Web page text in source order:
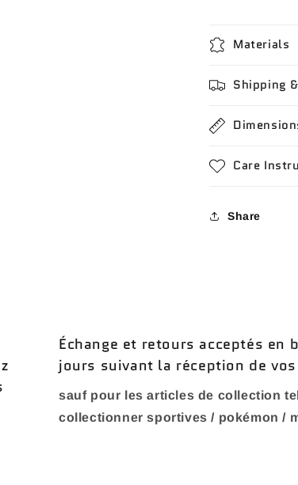
Materials
Shipping
Care
Share
Échange et retours acceptés en
jours suivant la réception de
sauf pour les articles de collection
collectionner sportives / pokémon /